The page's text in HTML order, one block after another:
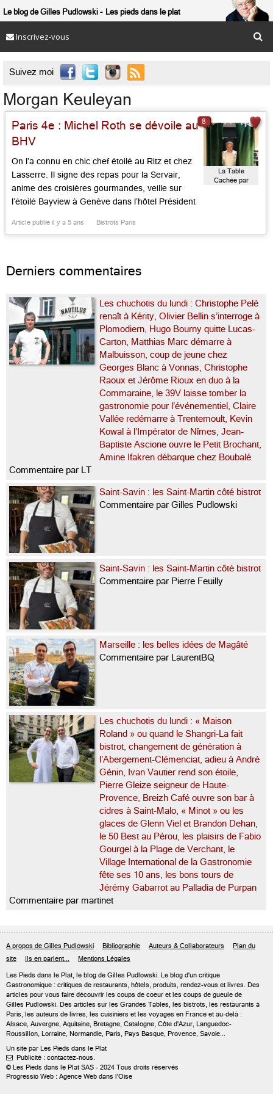
Le blog de Gilles Pudlowski Les pieds dans le plat
Inscrivez-vous
Suivez moi 
Morgan Keuleyan
Paris 4e : Michel Roth se dévoile au
BHV
On l’a connu en chic chef étoilé au Ritz et chez
Lasserre. Il signe des repas pour la Servair,
anime des croisières gourmandes, veille sur
l’étoilé Bayview à Genève dans l’hôtel Président
régionalisante, de Terroirs de Lorraine dans la
Article publié il y a 5 ans Bistrots Paris
La Table
Cachée par
8
Derniers commentaires
Les chuchotis du lundi : Christophe Pelé
renaît à Kérity, Olivier Bellin s’interroge à
Plomodiern, Hugo Bourny quitte Lucas-
Carton, Matthias Marc démarre à
Malbuisson, coup de jeune chez
Georges Blanc à Vonnas, Christophe
Raoux et Jérôme Rioux en duo à la
Commaraine, le 39V laisse tomber la
gastronomie pour l’événementiel, Claire
Vallée redémarre à Trentemoult, Kevin
Kowal à l’Impérator de Nîmes, Jean-
Baptiste Ascione ouvre le Petit Brochant,
Amine Ifakren débarque chez Boubalé
Commentaire par LT
Saint-Savin : les Saint-Martin côté bistrot
Commentaire par Gilles Pudlowski
Saint-Savin : les Saint-Martin côté bistrot
Commentaire par Pierre Feuilly
Marseille : les belles idées de Magâté
Commentaire par LaurentBQ
Les chuchotis du lundi : « Maison
Roland » ou quand le Shangri-La fait
bistrot, changement de génération à
l’Abergement-Clémenciat, adieu à André
Génin, Ivan Vautier rend son étoile,
Pierre Gleize seigneur de Haute-
Provence, Breizh Café ouvre son bar à
cidres à Saint-Malo, « Minot » ou les
glaces de Glenn Viel et Brandon Dehan,
le 50 Best au Pérou, les plaisirs de Fabio
Gourgel à la Plage de Verchant, le
Village International de la Gastronomie
fête ses 10 ans, les bons tours de
Jérémy Gabarrot au Palladia de Purpan
Commentaire par martinet
A propos de Gilles Pudlowski Bibliographie Auteurs & Collaborateurs
Plan du
site
Ils en parlent... Mentions Légales
Les Pieds dans le Plat, le blog de Gilles Pudlowski. Le blog d'un critique
Gastronomique : critiques de restaurants, hôtels, produits, rendez-vous et livres. Des
articles pour vous faire découvrir les coups de coeur et les coups de gueule de
Gilles Pudlowski. Des articles sur les Grandes Tables, les bistrots, les restaurants à
Paris, les auteurs de livres, les cuisiniers et les voyages en France et au-delà :
Alsace, Auvergne, Aquitaine, Bretagne, Catalogne, Côte d'Azur, Languedoc-
Roussillon, Lorraine, Normandie, Paris, Pays Basque, Provence, Savoie...
Un site par Les Pieds dans le Plat
 Publicité : contactez-nous.
© Les Pieds dans le Plat SAS - 2024 Tous droits réservés
Progressio Web : Agence Web dans l'Oise